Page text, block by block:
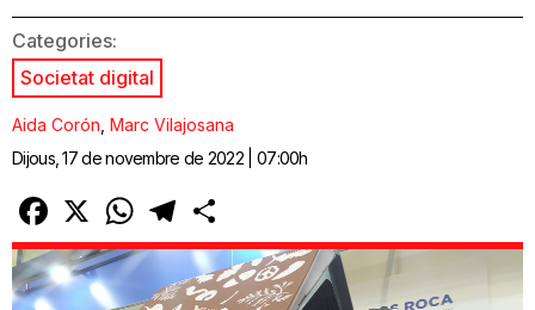
Categories:
Societat digital
Aida Corón Marc Vilajosana
Dijous, 17 de novembre de 2022 | 07:00h
Facebook
X WhatsAppTelegram